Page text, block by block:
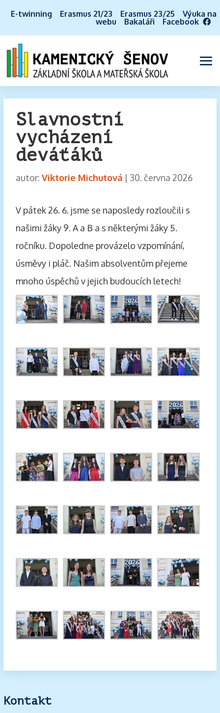
E-twinning Erasmus 21/23 Erasmus 23/25
Výuka na
webu
Bakaláři Facebook
Slavnostní
vycházení
deváťáků
autor: Viktorie Michutová| 30. června 2026
V pátek 26. 6. jsme se naposledy rozloučili s
našimi žáky 9. A a B a s některými žáky 5.
ročníku. Dopoledne provázelo vzpomínání,
úsměvy i pláč. Našim absolventům přejeme
mnoho úspěchů v jejich budoucích letech!
Kontakt